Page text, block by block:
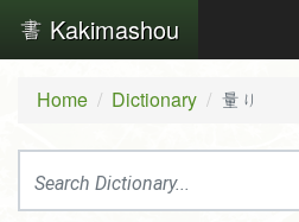
Kakimashou
Home Dictionary 量り